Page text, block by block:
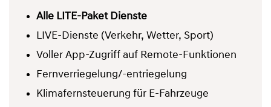
Alle LITE-Paket Dienste
LIVE-Dienste (Verkehr, Wetter, Sport)
Voller App-Zugriff auf Remote-Funktionen
Fernverriegelung/-entriegelung
Klimafernsteuerung für E-Fahrzeuge